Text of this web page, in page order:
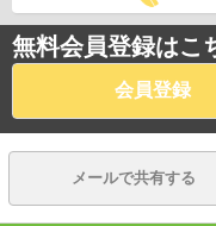
無料会員登録はこ
会員登録
メールで共有する